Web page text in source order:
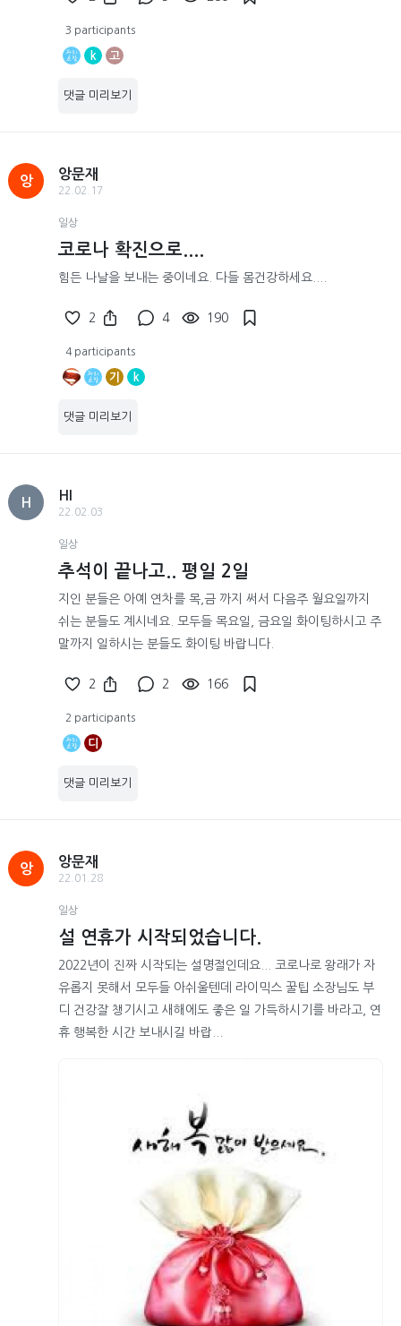
3 participants
k 고
댓글 미리보기
앙
앙문재
22.02.17
일상
코로나 확진으로....
힘든 나날을 보내는 중이네요. 다들 몸건강하세요....
2 4 190
4 participants
기 k
댓글 미리보기
H
HI
22.02.03
일상
추석이 끝나고.. 평일 2일
지인 분들은 아예 연차를 목,금 까지 써서 다음주 월요일까지
쉬는 분들도 계시네요. 모두들 목요일, 금요일 화이팅하시고 주
말까지 일하시는 분들도 화이팅 바랍니다.
2 2 166
2 participants
디
댓글 미리보기
앙
앙문재
22.01.28
일상
설 연휴가 시작되었습니다.
2022년이 진짜 시작되는 설명절인데요... 코로나로 왕래가 자
유롭지 못해서 모두들 아쉬울텐데 라이믹스 꿀팁 소장님도 부
디 건강잘 챙기시고 새해에도 좋은 일 가득하시기를 바라고, 연
휴 행복한 시간 보내시길 바랍...